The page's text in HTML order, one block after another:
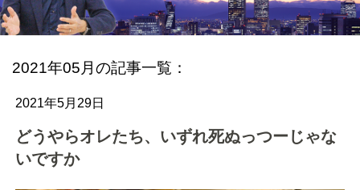
2021年05月の記事一覧：
2021年5月29日
どうやらオレたち、いずれ死ぬっつーじゃな
いですか